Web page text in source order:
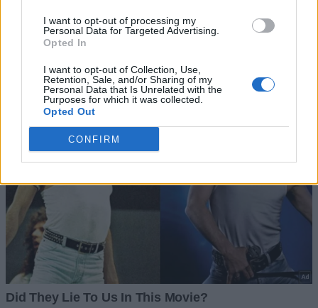
I want to opt-out of processing my
Personal Data for Targeted Advertising.
Opted In
I want to opt-out of Collection, Use,
Retention, Sale, and/or Sharing of my
Personal Data that Is Unrelated with the
Purposes for which it was collected.
Opted Out
CONFIRM